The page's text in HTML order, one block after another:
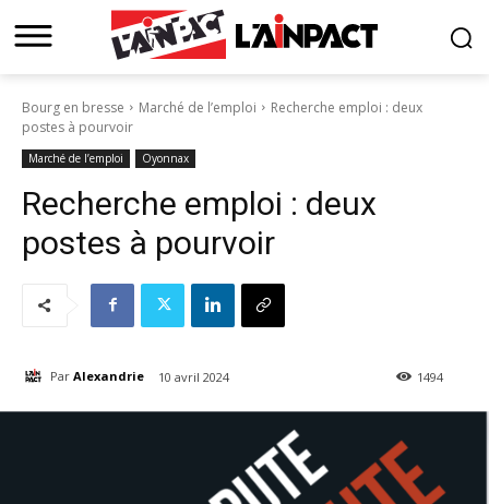
Bourg en bresse Marché de l’emploi
Recherche emploi : deux
postes à pourvoir
Marché de l’emploi Oyonnax
Recherche emploi : deux
postes à pourvoir
Par Alexandrie 10 avril 2024 1494